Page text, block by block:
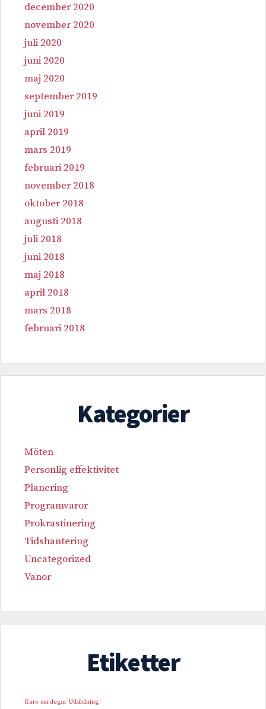
december 2020
november 2020
juli 2020
juni 2020
maj 2020
september 2019
juni 2019
april 2019
mars 2019
februari 2019
november 2018
oktober 2018
augusti 2018
juli 2018
juni 2018
maj 2018
april 2018
mars 2018
februari 2018
Kategorier
Möten
Personlig effektivitet
Planering
Programvaror
Prokrastinering
Tidshantering
Uncategorized
Vanor
Etiketter
Kurs surdegar Utbildning